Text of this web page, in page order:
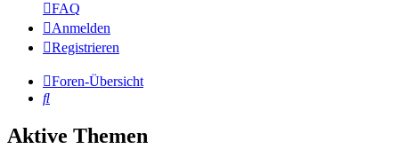
FAQ
Anmelden
Registrieren
Foren-Übersicht
Suche
Aktive Themen